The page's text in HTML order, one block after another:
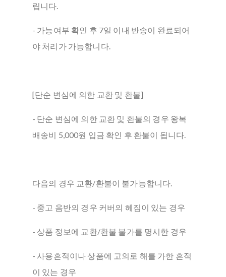
립니다.
- 가능여부 확인 후 7일 이내 반송이 완료되어
야 처리가 가능합니다.
[단순 변심에 의한 교환 및 환불]
- 단순 변심에 의한 교환 및 환불의 경우 왕복
배송비 5,000원 입금 확인 후 환불이 됩니다.
다음의 경우 교환/환불이 불가능합니다.
- 중고 음반의 경우 커버의 헤짐이 있는 경우
- 상품 정보에 교환/환불 불가를 명시한 경우
- 사용흔적이나 상품에 고의로 해를 가한 흔적
이 있는 경우